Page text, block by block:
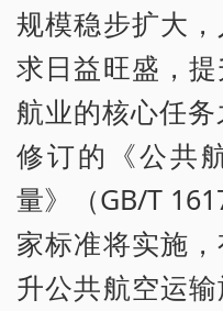
规模稳步扩大
求日益旺盛，
航业的核心任
修订的《公共
量》（GB/T
家标准将实施
升公共航空运